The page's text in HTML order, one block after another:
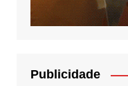
Publicidade